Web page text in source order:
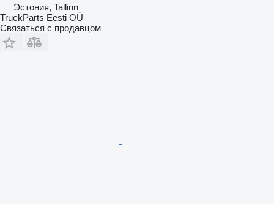
Эстония, Tallinn
TruckParts Eesti OÜ
Связаться с продавцом